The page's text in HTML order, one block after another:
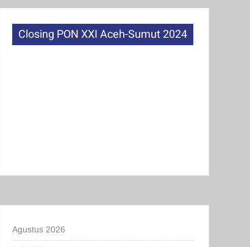
Closing PON XXI Aceh-Sumut 2024
Agustus 2026